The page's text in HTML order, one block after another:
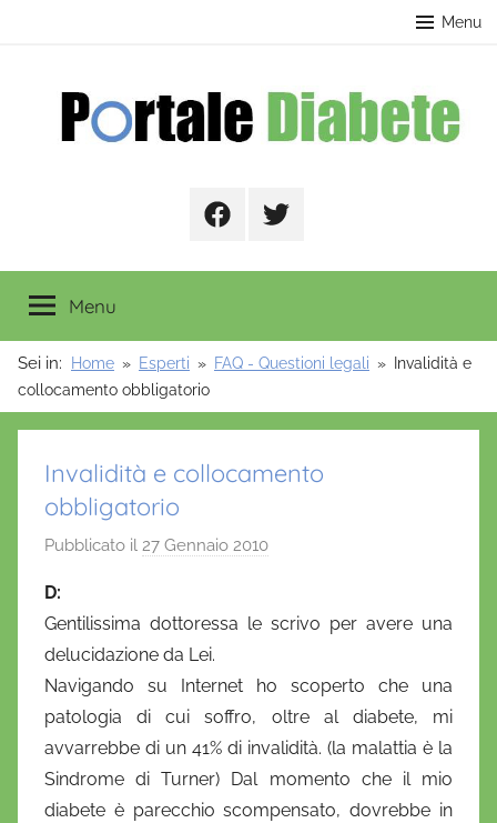
Menu
FacebookTwitter
Menu
Sei in: Home Esperti FAQ - Questioni legali
Invalidità e
collocamento obbligatorio
Invalidità e collocamento
obbligatorio
Pubblicato il 27 Gennaio 2010
a
i
e
l
a
D
D:
Gentilissima dottoressa le scrivo per avere una
delucidazione da Lei.
Navigando su Internet ho scoperto che una
patologia di cui soffro, oltre al diabete, mi
avvarrebbe di un 41% di invalidità. (la malattia è la
Sindrome di Turner) Dal momento che il mio
diabete è parecchio scompensato, dovrebbe in